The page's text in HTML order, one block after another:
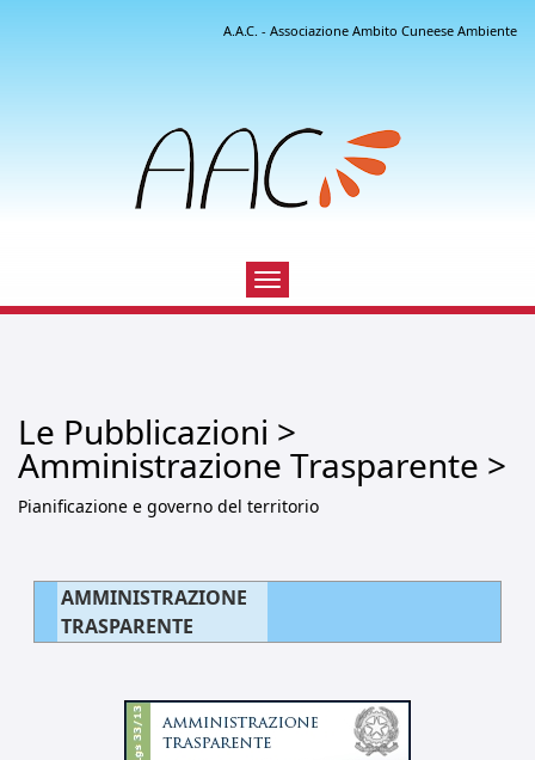
A.A.C. - Associazione Ambito Cuneese Ambiente
Toggle
navigation
Le Pubblicazioni >
Amministrazione Trasparente >
Pianificazione e governo del territorio
AMMINISTRAZIONE
TRASPARENTE